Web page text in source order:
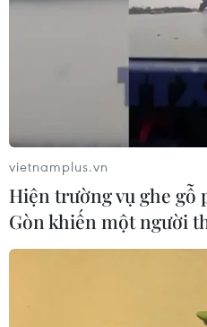
vietnamplus.vn
Hiện trường vụ ghe gỗ
Gòn khiến một người